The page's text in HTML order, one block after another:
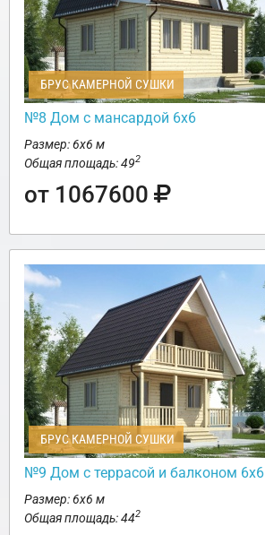
БРУС КАМЕРНОЙ СУШКИ
№8 Дом с мансардой 6х6
Размер: 6х6 м
Общая площадь: 492
от 1067600
БРУС КАМЕРНОЙ СУШКИ
№9 Дом с террасой и балконом 6х6
Размер: 6х6 м
Общая площадь: 442